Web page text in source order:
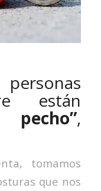
están
,
tomamos
que nos